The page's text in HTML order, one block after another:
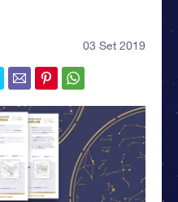
03 Set 2019